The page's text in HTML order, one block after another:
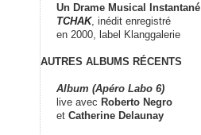
Un Drame Musical Instantané
TCHAK, inédit enregistré
en 2000, label Klanggalerie
AUTRES ALBUMS RÉCENTS
Album (Apéro Labo 6)
live avec Roberto Negro
et Catherine Delaunay